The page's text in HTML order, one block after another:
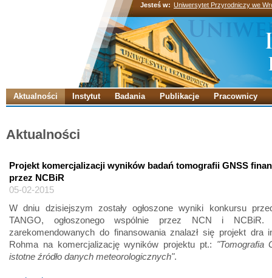
Jesteś w: Uniwersytet Przyrodniczy we
Aktualności Instytut Badania Publikacje Pracownicy
Aktualności
Projekt komercjalizacji wyników badań tomografii GNSS
przez NCBiR
05-02-2015
W dniu dzisiejszym zostały ogłoszone wyniki konkursu
TANGO, ogłoszonego wspólnie przez NCN i
zarekomendowanych do finansowania znalazł się projekt dra
Rohma na komercjalizację wyników projektu pt.: "Tomografia
istotne źródło danych meteorologicznych".